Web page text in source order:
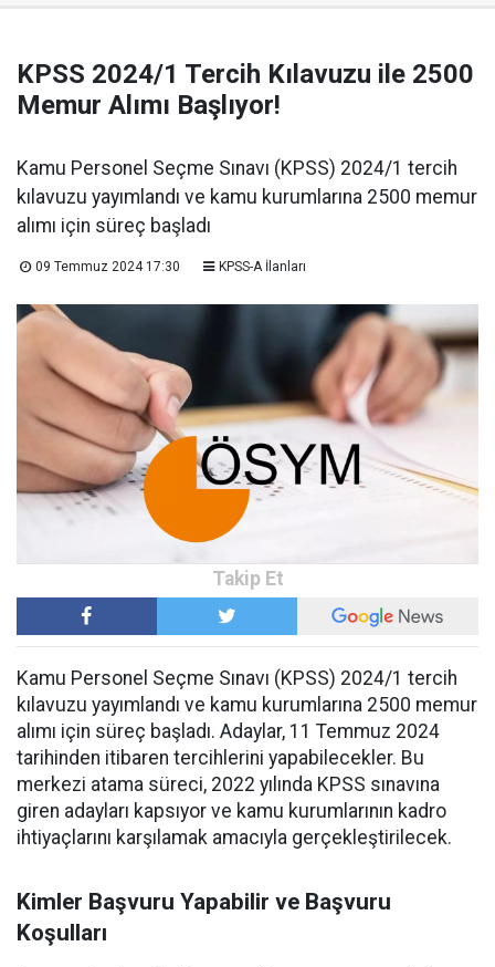
KPSS 2024/1 Tercih Kılavuzu ile 2500
Memur Alımı Başlıyor!
Kamu Personel Seçme Sınavı (KPSS) 2024/1 tercih
kılavuzu yayımlandı ve kamu kurumlarına 2500 memur
alımı için süreç başladı
09 Temmuz 2024 17:30 KPSS-A İlanları
Kamu Personel Seçme Sınavı (KPSS) 2024/1 tercih
kılavuzu yayımlandı ve kamu kurumlarına 2500 memur
alımı için süreç başladı. Adaylar, 11 Temmuz 2024
tarihinden itibaren tercihlerini yapabilecekler. Bu
merkezi atama süreci, 2022 yılında KPSS sınavına
giren adayları kapsıyor ve kamu kurumlarının kadro
ihtiyaçlarını karşılamak amacıyla gerçekleştirilecek.
Kimler Başvuru Yapabilir ve Başvuru
Koşulları